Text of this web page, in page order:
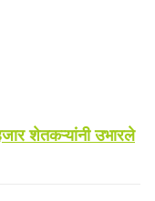
शेतकऱ्यांनी उभारले